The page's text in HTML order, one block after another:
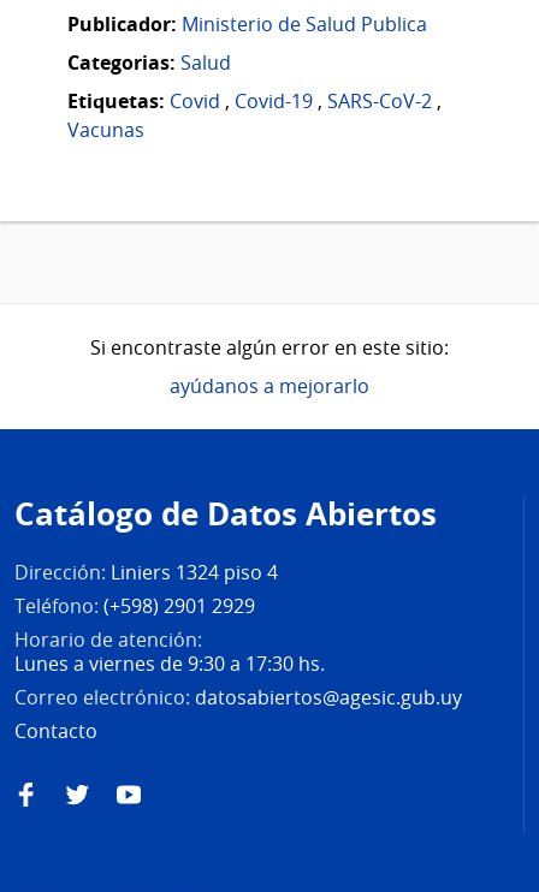
Publicador: Ministerio de Salud Publica
Categorias: Salud
Etiquetas: Covid , Covid-19 , SARS-CoV-2 ,
Vacunas
Si encontraste algún error en este sitio:
ayúdanos a mejorarlo
de
página
Catálogo de Datos Abiertos
Dirección: Liniers 1324 piso 4
Teléfono: (+598) 2901 2929
Horario de atención:
Lunes a viernes de 9:30 a 17:30 hs.
Correo electrónico: datosabiertos@agesic.gub.uy
Contacto
FacebookTwitterYouTube